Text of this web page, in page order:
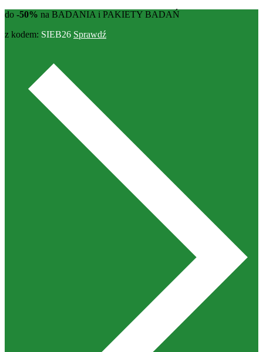
do -50% na BADANIA i PAKIETY BADAŃ
z kodem: SIEB26 Sprawdź